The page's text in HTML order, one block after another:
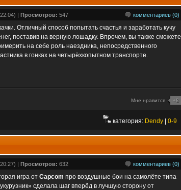
комментариев (0)
| Просмотров: 547
Отличный способ попытать счастья и заработать кучу
поставив на верную лошадку. Впрочем, вы также сможете
на себе роль наездника, непосредственного
в гонках на четырёхкопытном транспорте.
Мне нравится +8
категория: Dendy 0-9
комментариев (0)
| Просмотров: 632
игра от Capcom про воздушные бои на самолёте типа
сделала шаг вперёд в лучшую сторону от